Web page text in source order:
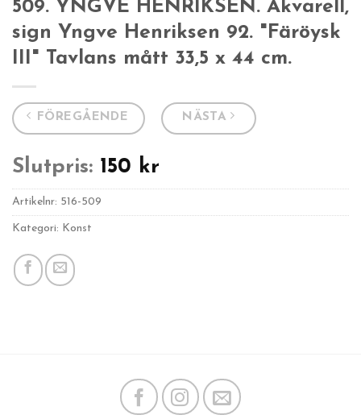
509. YNGVE HENRIKSEN. Akvarell,
sign Yngve Henriksen 92. "Färöysk
III" Tavlans mått 33,5 x 44 cm.
FÖREGÅENDE NÄSTA
Slutpris: 150 kr
Artikelnr: 516-509
Kategori: Konst